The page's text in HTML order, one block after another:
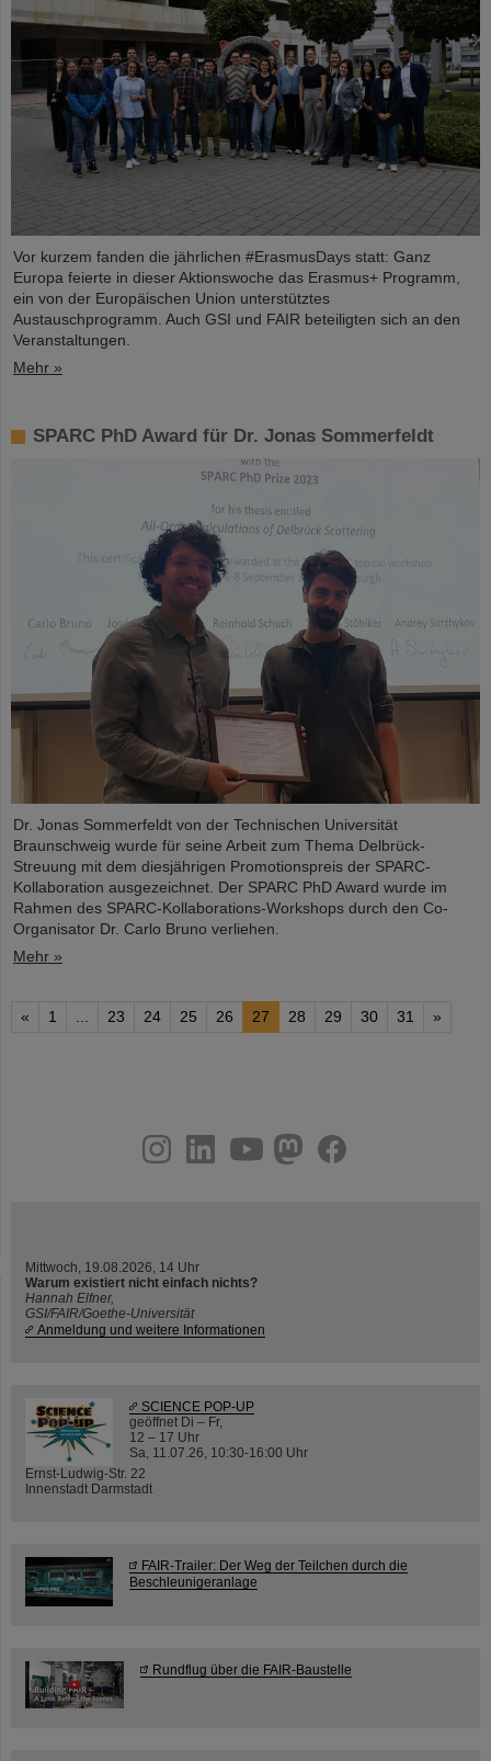
Vor kurzem fanden die jährlichen #ErasmusDays statt: Ganz
Europa feierte in dieser Aktionswoche das Erasmus+ Programm,
ein von der Europäischen Union unterstütztes
Austauschprogramm. Auch GSI und FAIR beteiligten sich an den
Veranstaltungen.
Mehr »
SPARC PhD Award für Dr. Jonas Sommerfeldt
Dr. Jonas Sommerfeldt von der Technischen Universität
Braunschweig wurde für seine Arbeit zum Thema Delbrück-
Streuung mit dem diesjährigen Promotionspreis der SPARC-
Kollaboration ausgezeichnet. Der SPARC PhD Award wurde im
Rahmen des SPARC-Kollaborations-Workshops durch den Co-
Organisator Dr. Carlo Bruno verliehen.
Mehr »
« 1 ... 23 24 25 26 27 28 29 30 31 »
youtube
helmholtz.social
facebook
Mittwoch, 19.08.2026, 14 Uhr
Warum existiert nicht einfach nichts?
Hannah Elfner,
GSI/FAIR/Goethe-Universität
Anmeldung und weitere Informationen
SCIENCE POP-UP
geöffnet Di – Fr,
12 – 17 Uhr
Sa, 11.07.26, 10:30-16:00 Uhr
Ernst-Ludwig-Str. 22
Innenstadt Darmstadt
FAIR-Trailer: Der Weg der Teilchen durch die
Beschleunigeranlage
Rundflug über die FAIR-Baustelle